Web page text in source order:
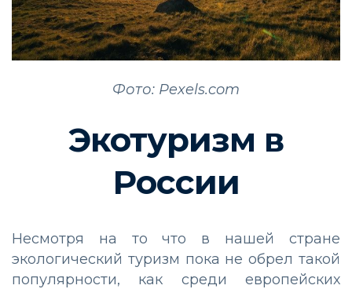
Фото: Pexels.com
Экотуризм в
России
Несмотря на то что в нашей стране
экологический туризм пока не обрел такой
популярности, как среди европейских